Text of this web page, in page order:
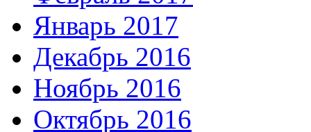
Январь 2017
Декабрь 2016
Ноябрь 2016
Октябрь 2016